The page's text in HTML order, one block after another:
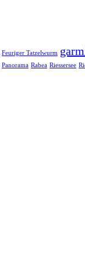
Feuriger Tatzelwurm
Panorama Rabea Riessersee